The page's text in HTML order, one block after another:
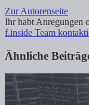
Zur Autorenseite
Ihr habt Anregungen
f.inside Team
Ähnliche